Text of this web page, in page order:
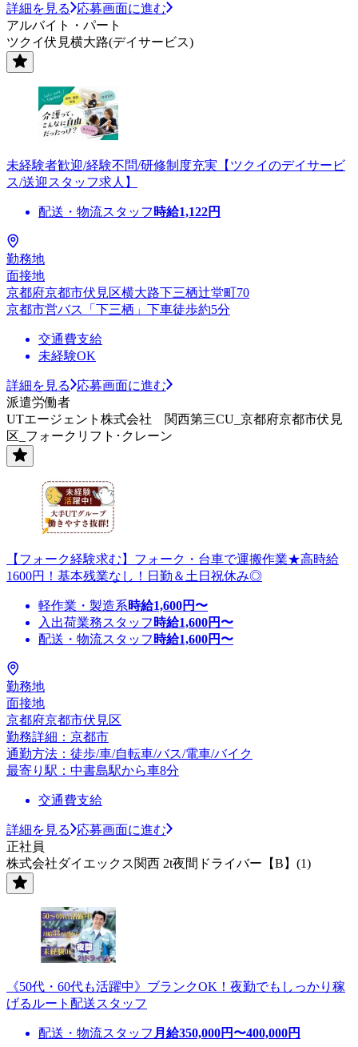
詳細を見る
応募画面に進む
アルバイト・パート
ツクイ伏見横大路(デイサービス)
未経験者歓迎/経験不問/研修制度充実【ツクイのデイサービ
ス/送迎スタッフ求人】
配送・物流スタッフ 時給1,122円
勤務地
面接地
京都府京都市伏見区横大路下三栖辻堂町70
京都市営バス「下三栖」下車徒歩約5分
交通費支給
未経験OK
詳細を見る
応募画面に進む
派遣労働者
UTエージェント株式会社 関西第三CU_京都府京都市伏見
区_フォークリフト･クレーン
【フォーク経験求む】フォーク・台車で運搬作業★高時給
1600円！基本残業なし！日勤＆土日祝休み◎
軽作業・製造系時給1,600円〜
入出荷業務スタッフ 時給1,600円〜
配送・物流スタッフ 時給1,600円〜
勤務地
面接地
京都府京都市伏見区
勤務詳細：京都市
通勤方法：徒歩/車/自転車/バス/電車/バイク
最寄り駅：中書島駅から車8分
交通費支給
詳細を見る
応募画面に進む
正社員
株式会社ダイエックス関西 2t夜間ドライバー【B】(1)
《50代・60代も活躍中》ブランクOK！夜勤でもしっかり稼
げるルート配送スタッフ
配送・物流スタッフ 月給350,000円〜400,000円